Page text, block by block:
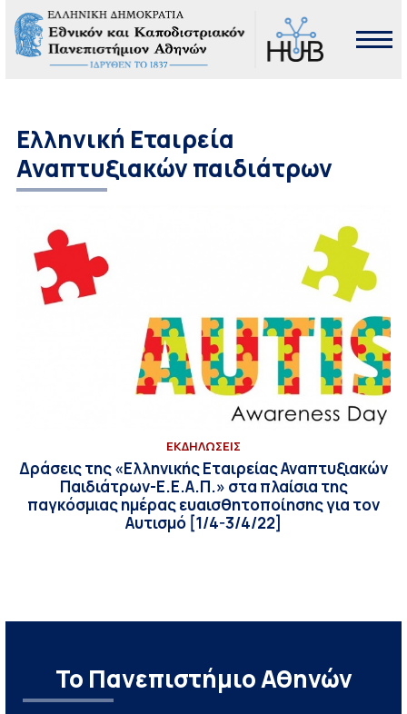
Ελληνική Εταιρεία
Αναπτυξιακών παιδιάτρων
ΕΚΔΗΛΩΣΕΙΣ
Δράσεις της «Ελληνικής Εταιρείας Αναπτυξιακών
Παιδιάτρων-Ε.Ε.Α.Π.» στα πλαίσια της
παγκόσμιας ημέρας ευαισθητοποίησης για τον
Αυτισμό [1/4-3/4/22]
Το Πανεπιστήμιο Αθηνών